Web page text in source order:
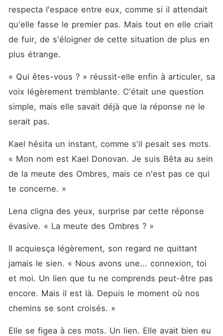
respecta l'espace entre eux, comme si il attendait
qu'elle fasse le premier pas. Mais tout en elle criait
de fuir, de s'éloigner de cette situation de plus en
plus étrange.
« Qui êtes-vous ? » réussit-elle enfin à articuler, sa
voix légèrement tremblante. C'était une question
simple, mais elle savait déjà que la réponse ne le
serait pas.
Kael hésita un instant, comme s'il pesait ses mots.
« Mon nom est Kael Donovan. Je suis Bêta au sein
de la meute des Ombres, mais ce n'est pas ce qui
te concerne. »
Lena cligna des yeux, surprise par cette réponse
évasive. « La meute des Ombres ? »
Il acquiesça légèrement, son regard ne quittant
jamais le sien. « Nous avons une... connexion, toi
et moi. Un lien que tu ne comprends peut-être pas
encore. Mais il est là. Depuis le moment où nos
chemins se sont croisés. »
Elle se figea à ces mots. Un lien. Elle avait bien eu